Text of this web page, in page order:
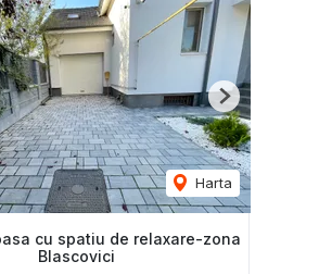
Harta
Next
cu spatiu de relaxare-zona
Blascovici